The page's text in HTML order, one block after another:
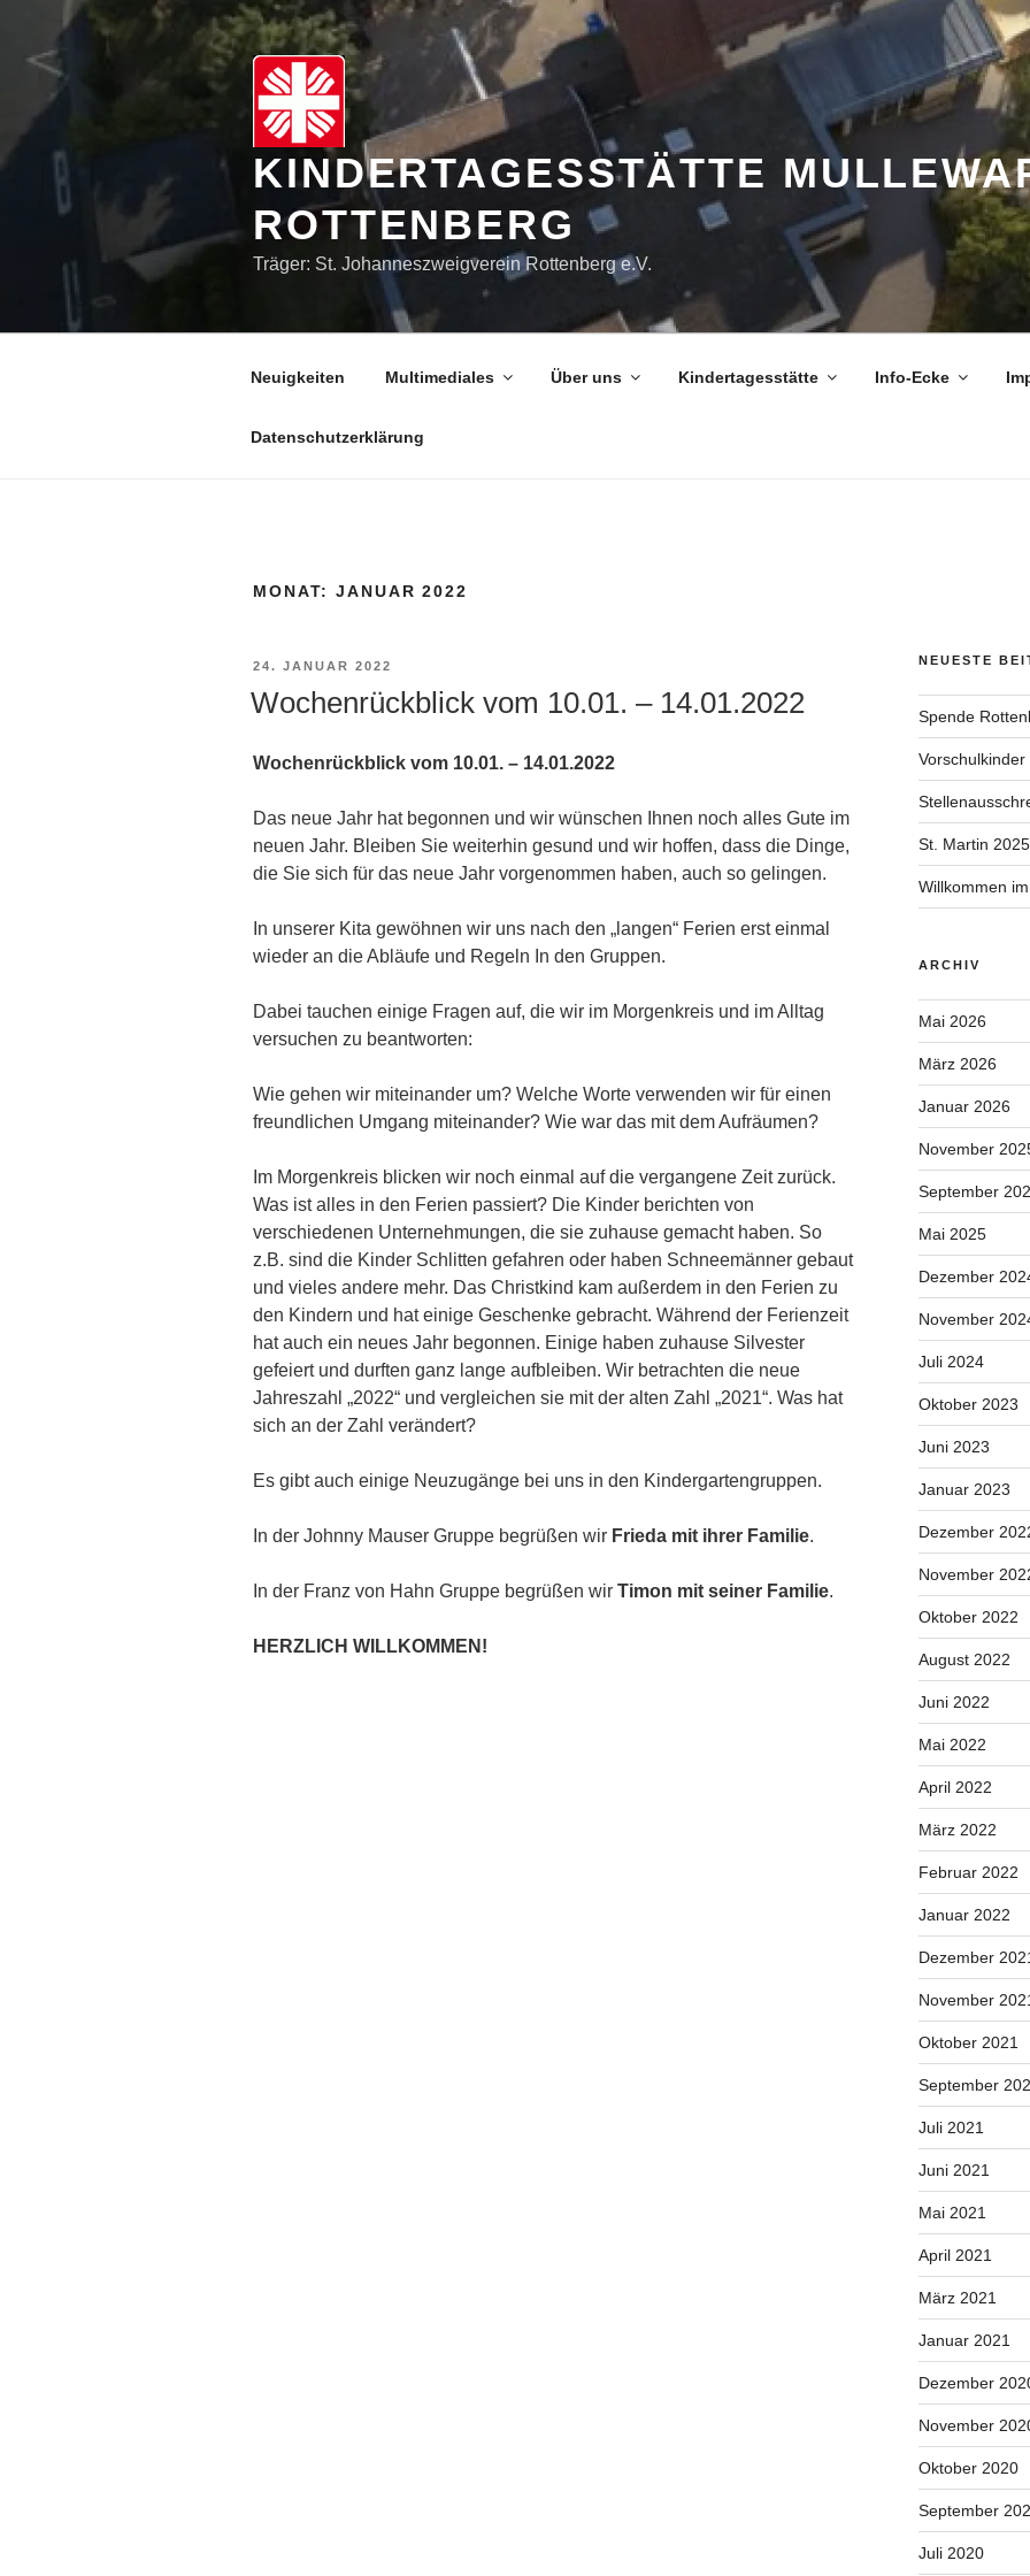
springen
KINDERTAGESSTÄTTE
ROTTENBERG
Träger: St. Johanneszweigverein Rottenberg e.V.
Neuigkeiten Multimediales Über uns Kindertagesstätte Info-Ecke
Datenschutzerklärung
MONAT: JANUAR 2022
VERÖFFENTLICHT
AM
24. JANUAR 2022
Wochenrückblick vom 10.01. – 14.01.2022
Wochenrückblick vom 10.01. – 14.01.2022
Das neue Jahr hat begonnen und wir wünschen Ihnen noch alles Gute im
neuen Jahr. Bleiben Sie weiterhin gesund und wir hoffen, dass die Dinge,
die Sie sich für das neue Jahr vorgenommen haben, auch so gelingen.
In unserer Kita gewöhnen wir uns nach den „langen“ Ferien erst einmal
wieder an die Abläufe und Regeln In den Gruppen.
Dabei tauchen einige Fragen auf, die wir im Morgenkreis und im Alltag
versuchen zu beantworten:
Wie gehen wir miteinander um? Welche Worte verwenden wir für einen
freundlichen Umgang miteinander? Wie war das mit dem Aufräumen?
Im Morgenkreis blicken wir noch einmal auf die vergangene Zeit zurück.
Was ist alles in den Ferien passiert? Die Kinder berichten von
verschiedenen Unternehmungen, die sie zuhause gemacht haben. So
z.B. sind die Kinder Schlitten gefahren oder haben Schneemänner gebaut
und vieles andere mehr. Das Christkind kam außerdem in den Ferien zu
den Kindern und hat einige Geschenke gebracht. Während der Ferienzeit
hat auch ein neues Jahr begonnen. Einige haben zuhause Silvester
gefeiert und durften ganz lange aufbleiben. Wir betrachten die neue
Jahreszahl „2022“ und vergleichen sie mit der alten Zahl „2021“. Was hat
sich an der Zahl verändert?
Es gibt auch einige Neuzugänge bei uns in den Kindergartengruppen.
In der Johnny Mauser Gruppe begrüßen wir Frieda mit ihrer Familie.
In der Franz von Hahn Gruppe begrüßen wir Timon mit seiner Familie.
HERZLICH WILLKOMMEN!
NEUESTE
Spende
St. Martin 2025
Willkommen
ARCHIV
Mai 2026
März 2026
Januar 2026
November
September
Mai 2025
Dezember
November
Juli 2024
Oktober 2023
Juni 2023
Januar 2023
Dezember
November
Oktober 2022
August 2022
Juni 2022
Mai 2022
April 2022
März 2022
Februar 2022
Januar 2022
Dezember
November
Oktober 2021
September
Juli 2021
Juni 2021
Mai 2021
April 2021
März 2021
Januar 2021
Dezember
November
Oktober 2020
September
Juli 2020